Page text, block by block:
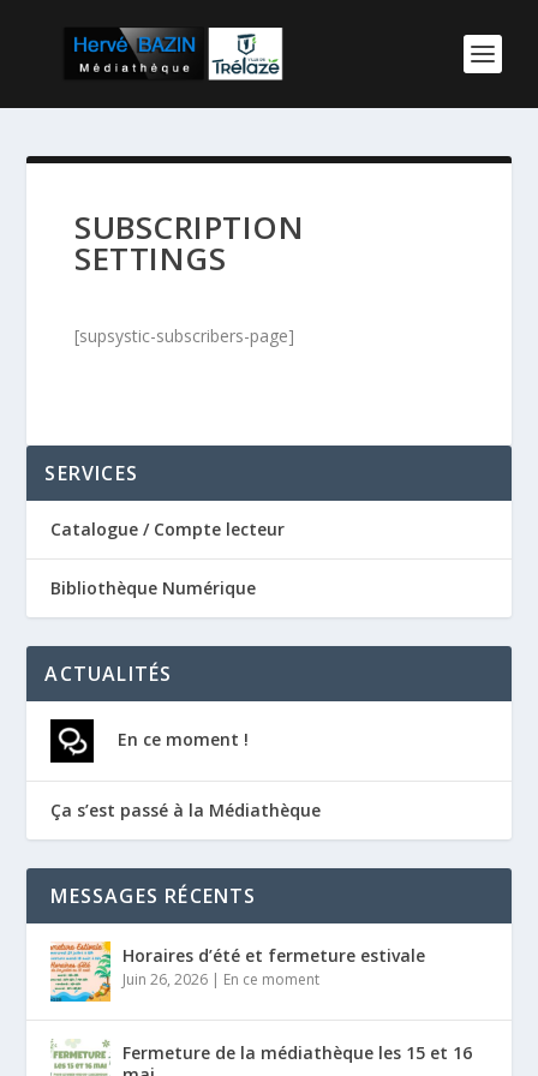
SUBSCRIPTION
SETTINGS
[supsystic-subscribers-page]
SERVICES
Catalogue / Compte lecteur
Bibliothèque Numérique
ACTUALITÉS
En ce moment !
Ça s’est passé à la Médiathèque
MESSAGES RÉCENTS
Horaires d’été et fermeture estivale
Juin 26, 2026 | En ce moment
Fermeture de la médiathèque les 15 et 16